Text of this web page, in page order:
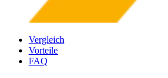
Vergleich
Vorteile
FAQ